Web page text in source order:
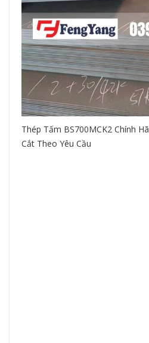
Thép Tấm BS700MCK2 Chính
Cắt Theo Yêu Cầu